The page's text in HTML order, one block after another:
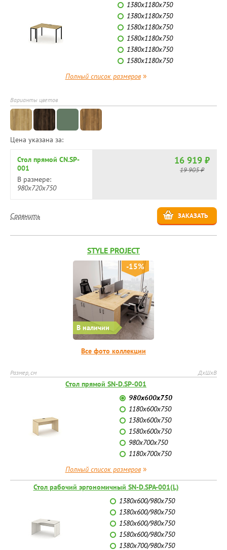
1380x1180x750
1380x1180x750
1580x1180x750
1580x1180x750
1380x1180x750
1580x1180x750
Полный список размеров»
Варианты цветов
Цена указана за:
Стол прямой CN.SP-
001
В размере:
980x720x750
16 919 ₽
19 905 ₽
ЗАКАЗАТЬ
Сравнить
STYLE PROJECT
В наличии
-15%
Все фото коллекции
Размер, см ДхШхВ
Стол прямой SN-D.SP-001
980х600х750
1180х600х750
1380х600х750
1580х600х750
980х700х750
1180х700х750
Полный список размеров»
Стол рабочий эргономичный SN-D.SPA-001(L)
1380х600/980х750
1380х600/980х750
1580х600/980х750
1580х600/980х750
1380х700/980х750